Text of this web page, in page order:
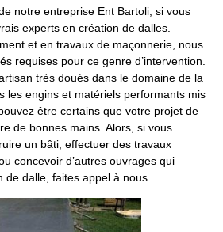
notre entreprise Ent Bartoli, si vous
experts en création de dalles.
et en travaux de maçonnerie, nous
requises pour ce genre d’intervention.
très doués dans le domaine de la
les engins et matériels performants mis
être certains que votre projet de
de bonnes mains. Alors, si vous
un bâti, effectuer des travaux
concevoir d’autres ouvrages qui
dalle, faites appel à nous.